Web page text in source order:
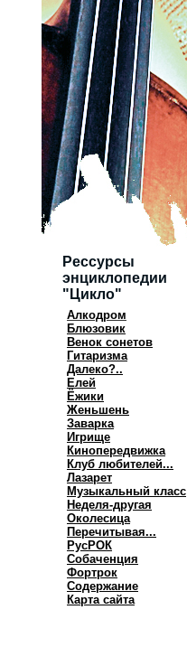
Рессурсы
энциклопедии
"Цикло"
Алкодром
Блюзовик
Венок сонетов
Гитаризма
Далеко?..
Елей
Ёжики
Женьшень
Заварка
Игрище
Кинопередвижка
Клуб любителей...
Лазарет
Музыкальный класс
Неделя-другая
Околесица
Перечитывая...
РусРОК
Собаченция
Фортрок
Содержание
Карта сайта